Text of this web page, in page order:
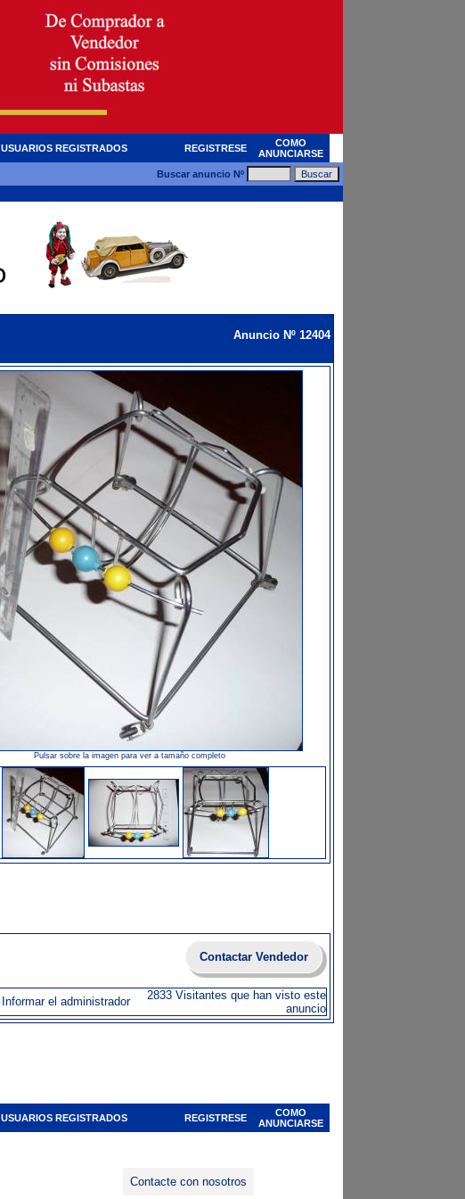
USUARIOS REGISTRADOS REGISTRESE
COMO
ANUNCIARSE
Buscar anuncio Nº
Anuncio Nº 12404
Pulsar sobre la imagen para ver a tamaño completo
Contactar Vendedor
Informar el administrador
2833 Visitantes que han visto este
anuncio
USUARIOS REGISTRADOS REGISTRESE
COMO
ANUNCIARSE
Contacte con nosotros